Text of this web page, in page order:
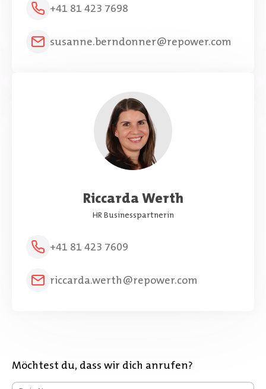
+41 81 423 7698
susanne.berndonner@repower.com
Riccarda Werth
HR Businesspartnerin
+41 81 423 7609
riccarda.werth@repower.com
Möchtest du, dass wir dich anrufen?